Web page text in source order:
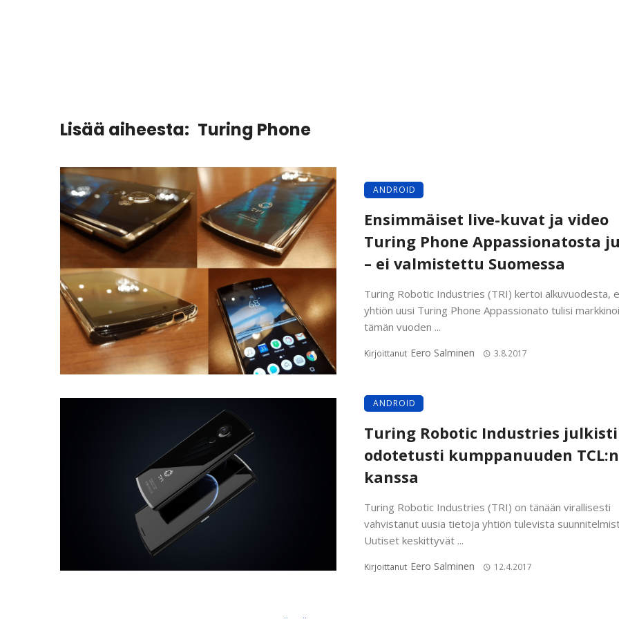
Lisää aiheesta: Turing Phone
ANDROID
Ensimmäiset live-kuvat ja video
Turing Phone Appassionatosta
– ei valmistettu Suomessa
Turing Robotic Industries (TRI) kertoi alkuvuodesta,
yhtiön uusi Turing Phone Appassionato tulisi
tämän vuoden ...
Kirjoittanut Eero Salminen 3.8.2017
ANDROID
Turing Robotic Industries julkisti
odotetusti kumppanuuden TCL:n
kanssa
Turing Robotic Industries (TRI) on tänään virallisesti
vahvistanut uusia tietoja yhtiön tulevista
Uutiset keskittyvät ...
Kirjoittanut Eero Salminen 12.4.2017